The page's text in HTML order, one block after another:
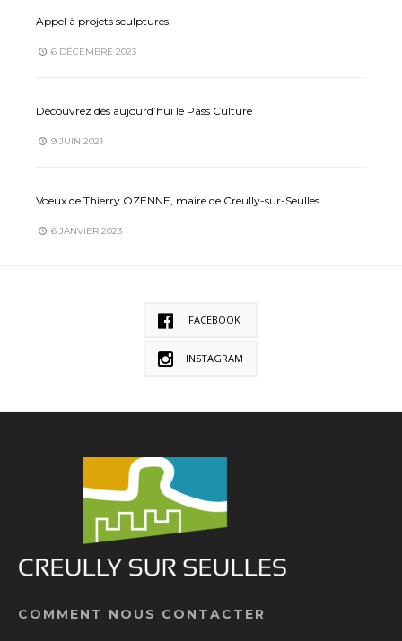
Appel à projets sculptures
6 DÉCEMBRE 2023
Découvrez dès aujourd’hui le Pass Culture
9 JUIN 2021
Voeux de Thierry OZENNE, maire de Creully-sur-Seulles
6 JANVIER 2023
FACEBOOK
INSTAGRAM
COMMENT NOUS CONTACTER